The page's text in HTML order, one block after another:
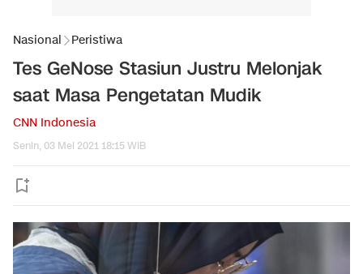
Nasional Peristiwa
Tes GeNose Stasiun Justru Melonjak
saat Masa Pengetatan Mudik
CNN Indonesia
Senin, 03 Mei 2021 18:15 WIB